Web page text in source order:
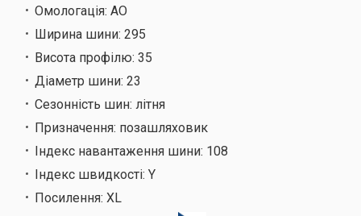
Омологація: AO
Ширина шини: 295
Висота профілю: 35
Діаметр шини: 23
Сезонність шин: літня
Призначення: позашляховик
Індекс навантаження шини: 108
Індекс швидкості: Y
Посилення: XL